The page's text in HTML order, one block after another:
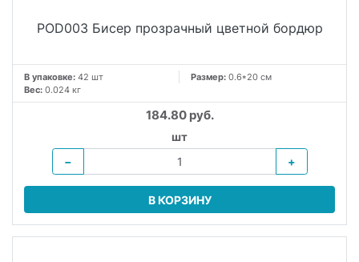
POD003 Бисер прозрачный цветной бордюр
В упаковке: 42 шт Размер: 0.6*20 см
Вес: 0.024 кг
184.80 руб.
шт
−
+
В КОРЗИНУ